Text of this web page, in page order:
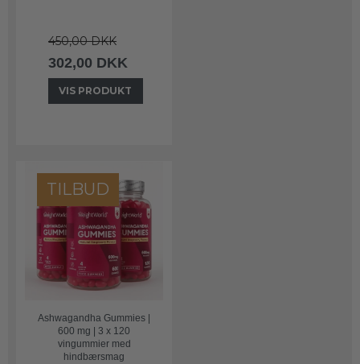
450,00 DKK
302,00 DKK
VIS PRODUKT
TILBUD
Ashwagandha Gummies |
600 mg | 3 x 120
vingummier med
hindbærsmag